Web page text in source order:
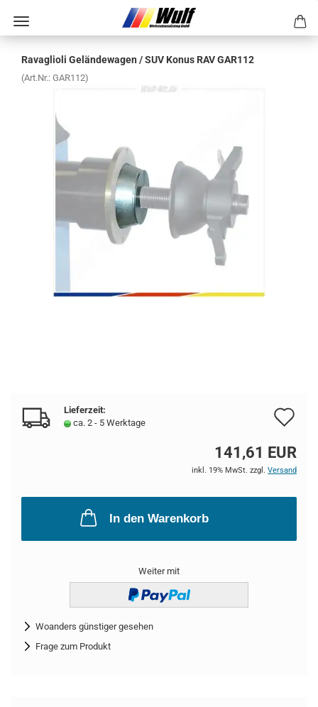
Ra­vaglio­li Ge­län­de­wa­gen / SUV Konus RAV GAR112
(Art.Nr.: GAR112)
Lieferzeit:
ca. 2 - 5 Werktage
141,61 EUR
inkl. 19% MwSt. zzgl. Versand
In den Warenkorb
Weiter mit
Woanders günstiger gesehen
Frage zum Produkt